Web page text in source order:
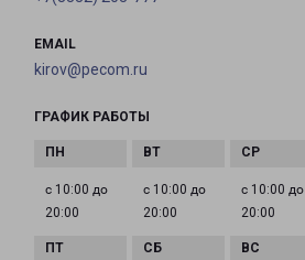
EMAIL
kirov@pecom.ru
ГРАФИК РАБОТЫ
с 10:00 до
20:00
с 10:00 до
20:00
с 10:00 до
20:00